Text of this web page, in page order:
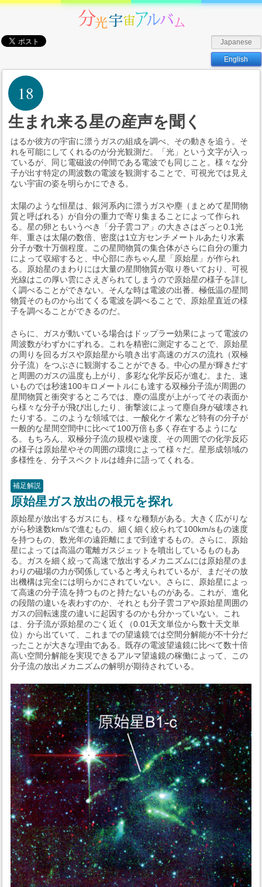
Japanese
English
18
生まれ来る星の産声を聞く
はるか彼方の宇宙に漂うガスの組成を調べ、その動きを追う。そ
れを可能にしてくれるのが分光観測だ。「光」という文字が入っ
ているが、同じ電磁波の仲間である電波でも同じこと。様々な分
子が出す特定の周波数の電波を観測することで、可視光では見え
ない宇宙の姿を明らかにできる。
太陽のような恒星は、銀河系内に漂うガスや塵（まとめて星間物
質と呼ばれる）が自分の重力で寄り集まることによって作られ
る。星の卵ともいうべき「分子雲コア」の大きさはざっと0.1光
年、重さは太陽の数倍、密度は1立方センチメートルあたり水素
分子が数十万個程度。この星間物質の集合体がさらに自分の重力
によって収縮すると、中心部に赤ちゃん星「原始星」が作られ
る。原始星のまわりには大量の星間物質が取り巻いており、可視
光線はこの厚い雲にさえぎられてしまうので原始星の様子を詳し
く調べることができない。そんな時は電波の出番。極低温の星間
物質そのものから出てくる電波を調べることで、原始星直近の様
子を調べることができるのだ。
さらに、ガスが動いている場合はドップラー効果によって電波の
周波数がわずかにずれる。これを精密に測定することで、原始星
の周りを回るガスや原始星から噴き出す高速のガスの流れ（双極
分子流）をつぶさに観測することができる。中心の星が輝きだす
と周囲のガスの温度も上がり、多彩な化学反応が進む。また、速
いものでは秒速100キロメートルにも達する双極分子流が周囲の
星間物質と衝突するところでは、塵の温度が上がってその表面か
ら様々な分子が飛び出したり、衝撃波によって塵自身が破壊され
たりする。このような領域では、一酸化ケイ素など特有の分子が
一般的な星間空間中に比べて100万倍も多く存在するようにな
る。もちろん、双極分子流の規模や速度、その周囲での化学反応
の様子は原始星やその周囲の環境によって様々だ。星形成領域の
多様性を、分子スペクトルは雄弁に語ってくれる。
補足解説
原始星ガス放出の根元を探れ
原始星が放出するガスにも、様々な種類がある。大きく広がりな
がら秒速数km/sで進むもの、細く細く絞られて100km/sもの速度
を持つもの、数光年の遠距離にまで到達するもの。さらに、原始
星によっては高温の電離ガスジェットを噴出しているものもあ
る。ガスを細く絞って高速で放出するメカニズムには原始星のま
わりの磁場の力が関係していると考えられているが、まだその放
出機構は完全には明らかにされていない。さらに、原始星によっ
て高速の分子流を持つものと持たないものがある。これが、進化
の段階の違いを表わすのか、それとも分子雲コアや原始星周囲の
ガスの回転速度の違いに起因するのかも分かっていない。これ
は、分子流が原始星のごく近く（0.01天文単位から数十天文単
位）から出ていて、これまでの望遠鏡では空間分解能が不十分だ
ったことが大きな理由である。既存の電波望遠鏡に比べて数十倍
高い空間分解能を実現できるアルマ望遠鏡の稼働によって、この
分子流の放出メカニズムの解明が期待されている。